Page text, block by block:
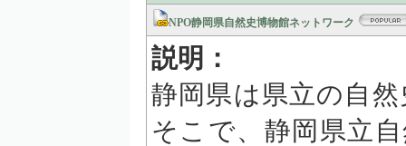
NPO静岡県自然史博物館ネットワーク
説明：
静岡県は県立の自
そこで、静岡県立